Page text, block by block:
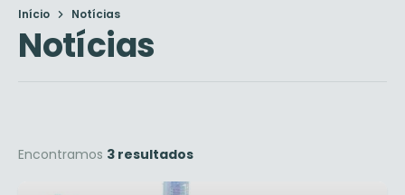
Início Notícias
Notícias
Encontramos 3 resultados